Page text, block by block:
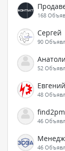
168
Сергей
90
52
Евгений
48
find2pm
46
46